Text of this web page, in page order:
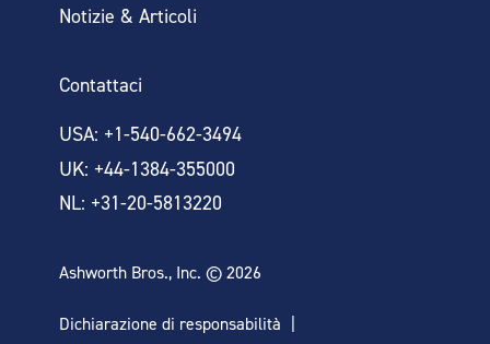
Notizie & Articoli
Contattaci
USA: +1-540-662-3494
UK: +44-1384-355000
NL: +31-20-5813220
Ashworth Bros., Inc. © 2026
Dichiarazione di responsabilità